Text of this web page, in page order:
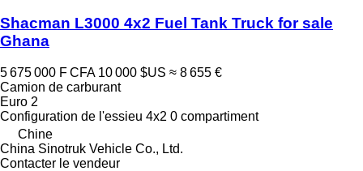
Shacman L3000 4x2 Fuel Tank Truck for sale
Ghana
5 675 000 F CFA 10 000 $US ≈ 8 655 €
Camion de carburant
Euro 2
Configuration de l'essieu 4x2 0 compartiment
Chine
China Sinotruk Vehicle Co., Ltd.
Contacter le vendeur